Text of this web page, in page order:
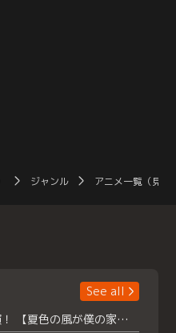
ジャンル アニメ一覧（見放
See all
浮所飛貴主演！ 【夏色の風が僕の家にやってきた】 本日よりテラサで独占配信スタート！